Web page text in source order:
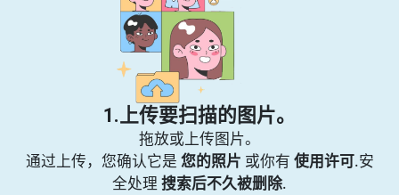
1.上传要扫描的图片。
拖放或上传图片。
通过上传，您确认它是 您的照片 或你有 使用许可.安
全处理 搜索后不久被删除.